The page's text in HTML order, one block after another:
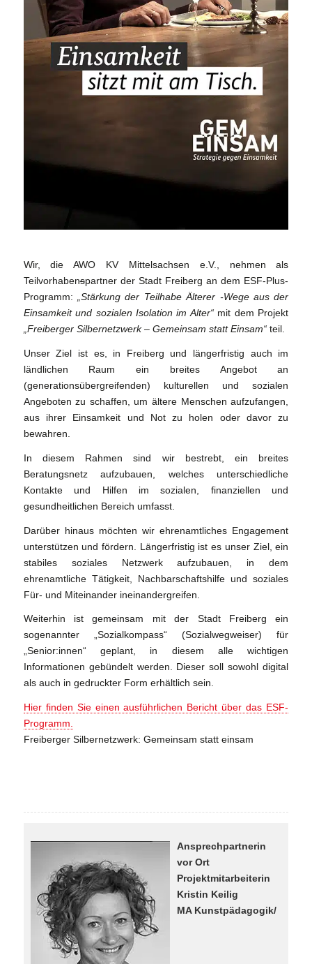
Wir, die AWO KV Mittelsachsen e.V., nehmen als
Teilvorhabenspartner der Stadt Freiberg an dem ESF-Plus-
Programm:
„Stärkung der Teilhabe Älterer -Wege aus der
Einsamkeit und sozialen Isolation im Alter“mit dem Projekt
„Freiberger Silbernetzwerk – Gemeinsam statt Einsam“teil.
Unser Ziel ist es, in Freiberg und längerfristig auch im
ländlichen Raum ein breites Angebot an
(generationsübergreifenden) kulturellen und sozialen
Angeboten zu schaffen, um ältere Menschen aufzufangen,
aus ihrer Einsamkeit und Not zu holen oder davor zu
bewahren.
In diesem Rahmen sind wir bestrebt, ein breites
Beratungsnetz aufzubauen, welches unterschiedliche
Kontakte und Hilfen im sozialen, finanziellen und
gesundheitlichen Bereich umfasst.
Darüber hinaus möchten wir ehrenamtliches Engagement
unterstützen und fördern. Längerfristig ist es unser Ziel, ein
stabiles soziales Netzwerk aufzubauen, in dem
ehrenamtliche Tätigkeit, Nachbarschaftshilfe und soziales
Für- und Miteinander ineinandergreifen.
Weiterhin ist gemeinsam mit der Stadt Freiberg ein
sogenannter „Sozialkompass“ (Sozialwegweiser) für
„Senior:innen“ geplant, in diesem alle wichtigen
Informationen gebündelt werden. Dieser soll sowohl digital
als auch in gedruckter Form erhältlich sein.
Hier finden Sie einen ausführlichen Bericht über das ESF-
Programm.
Freiberger Silbernetzwerk: Gemeinsam statt einsam
Ansprechpartnerin
vor Ort
Projektmitarbeiterin
Kristin Keilig
MA Kunstpädagogik/